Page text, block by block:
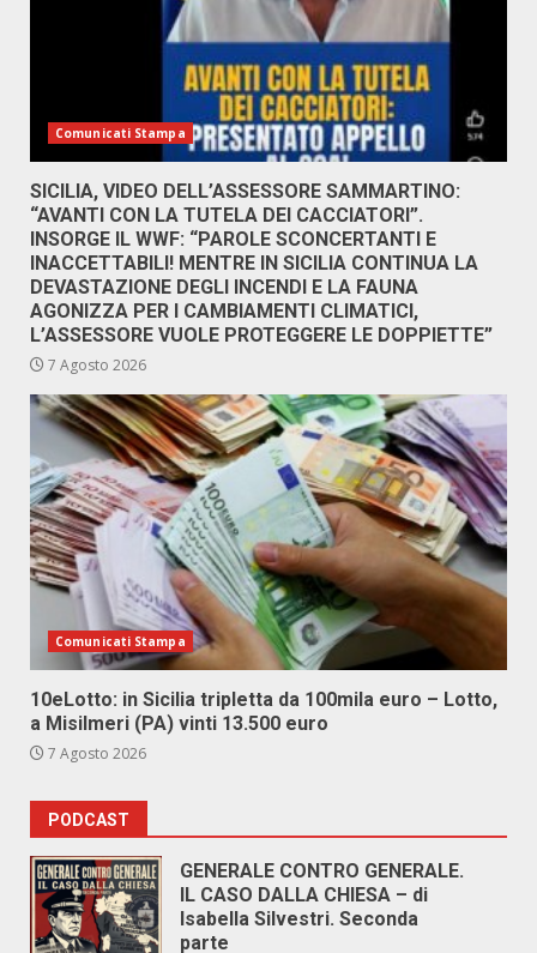
Comunicati Stampa
SICILIA, VIDEO DELL’ASSESSORE SAMMARTINO:
“AVANTI CON LA TUTELA DEI CACCIATORI”.
INSORGE IL WWF: “PAROLE SCONCERTANTI E
INACCETTABILI! MENTRE IN SICILIA CONTINUA LA
DEVASTAZIONE DEGLI INCENDI E LA FAUNA
AGONIZZA PER I CAMBIAMENTI CLIMATICI,
L’ASSESSORE VUOLE PROTEGGERE LE DOPPIETTE”
7 Agosto 2026
Comunicati Stampa
10eLotto: in Sicilia tripletta da 100mila euro – Lotto,
a Misilmeri (PA) vinti 13.500 euro
7 Agosto 2026
PODCAST
GENERALE CONTRO GENERALE.
IL CASO DALLA CHIESA – di
Isabella Silvestri. Seconda
parte